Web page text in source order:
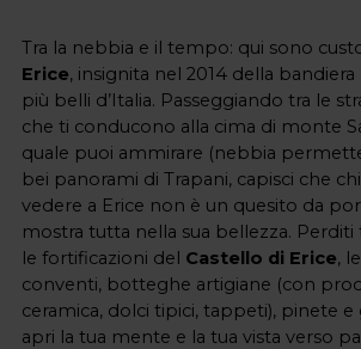
Tra la nebbia e il tempo: qui sono
Erice, insignita nel 2014 della
più belli d’Italia. Passeggiando tra le
che ti conducono alla cima di monte
quale puoi ammirare (nebbia
bei panorami di Trapani, capisci che
vedere a Erice non è un quesito da
mostra tutta nella sua bellezza. Perditi
le fortificazioni del Castello di Erice,
conventi, botteghe artigiane (con
ceramica, dolci tipici, tappeti), pinete
apri la tua mente e la tua vista verso